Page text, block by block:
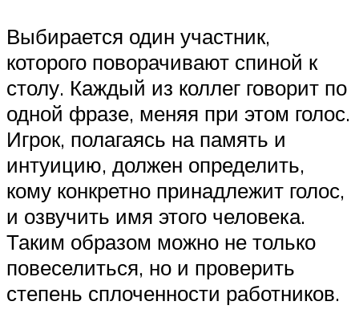
Выбирается один участник,
которого поворачивают спиной к
столу. Каждый из коллег говорит по
одной фразе, меняя при этом голос.
Игрок, полагаясь на память и
интуицию, должен определить,
кому конкретно принадлежит голос,
и озвучить имя этого человека.
Таким образом можно не только
повеселиться, но и проверить
степень сплоченности работников.